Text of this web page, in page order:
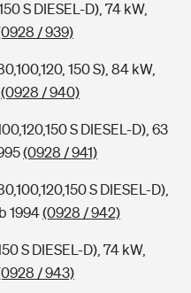
S DIESEL-D), 74 kW,
/ 939)
150 S), 84 kW,
(0928 / 940)
S DIESEL-D), 63
(0928 / 941)
S DIESEL-D),
1994(0928 / 942)
S DIESEL-D), 74 kW,
/ 943)